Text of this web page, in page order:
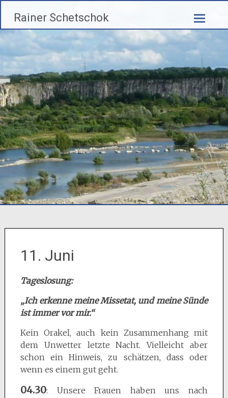
Inhalt
springen
Rainer Schetschok
11. Juni
Tageslosung:
„Ich erkenne meine Missetat, und meine Sünde
ist immer vor mir.“
Kein Orakel, auch kein Zusammenhang mit
dem Unwetter letzte Nacht. Vielleicht aber
schon ein Hinweis, zu schätzen, dass oder
wenn es einem gut geht.
04.30: Unsere Frauen haben uns nach